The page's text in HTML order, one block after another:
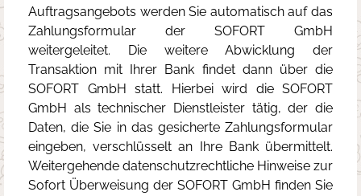
Auftragsangebots werden Sie automatisch auf das
Zahlungsformular der SOFORT GmbH
weitergeleitet. Die weitere Abwicklung der
Transaktion mit Ihrer Bank findet dann über die
SOFORT GmbH statt. Hierbei wird die SOFORT
GmbH als technischer Dienstleister tätig, der die
Daten, die Sie in das gesicherte Zahlungsformular
eingeben, verschlüsselt an Ihre Bank übermittelt.
Weitergehende datenschutzrechtliche Hinweise zur
Sofort Überweisung der SOFORT GmbH finden Sie